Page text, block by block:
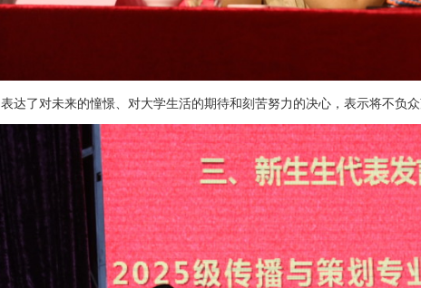
表达了对未来的憧憬、对大学生活的期待和刻苦努力的决心，表示将不负